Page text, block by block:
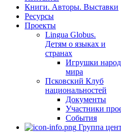
Книги. Авторы. Выставки
Ресурсы
Проекты
Lingua Globus.
Детям о языках и
странах
Игрушки
мира
Псковский Клуб
национальностей
Документы
Участники
События
Группа